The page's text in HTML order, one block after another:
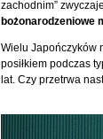
zachodnim”
bożonarodzeniowe
Wielu Japończyków
posiłkiem podczas
lat. Czy przetrwa